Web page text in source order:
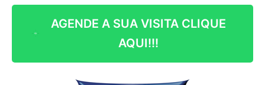
AGENDE A SUA VISITA CLIQUE
AQUI!!!